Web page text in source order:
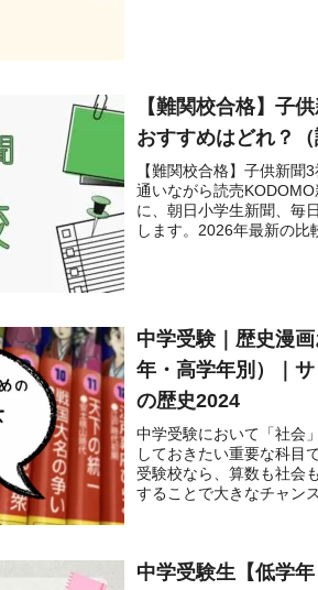
【難関校合格】子
おすすめはどれ？（
【難関校合格】子供新聞
通いながら読売
に、朝日小学生新聞、毎
します。2026年最新の比
中学受験｜歴史漫
年・高学年別）｜
の歴史2024
中学受験において「社会
しておきたい重要な科目
受験校なら、算数も社会
することで大きなチャン
を終了したわが家も「歴
中学受験生【低学